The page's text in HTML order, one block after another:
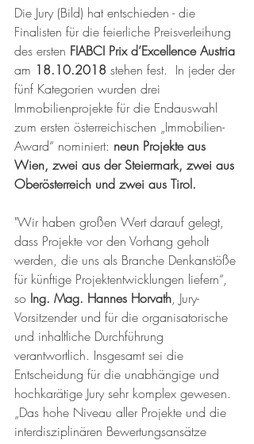
Die Jury (Bild) hat entschieden - die
Finalisten für die feierliche Preisverleihung
des ersten FIABCI Prix d’Excellence Austria
am 18.10.2018 stehen fest.  In jeder der
fünf Kategorien wurden drei
Immobilienprojekte für die Endauswahl
zum ersten österreichischen „Immobilien-
Award“ nominiert: neun Projekte aus
Wien, zwei aus der Steiermark, zwei aus
Oberösterreich und zwei aus Tirol.
"Wir haben großen Wert darauf gelegt,
dass Projekte vor den Vorhang geholt
werden, die uns als Branche Denkanstöße
für künftige Projektentwicklungen liefern“,
so Ing. Mag. Hannes Horvath, Jury-
Vorsitzender und für die organisatorische
und inhaltliche Durchführung
verantwortlich. Insgesamt sei die
Entscheidung für die unabhängige und
hochkarätige Jury sehr komplex gewesen.
„Das hohe Niveau aller Projekte und die
interdisziplinären Bewertungsansätze